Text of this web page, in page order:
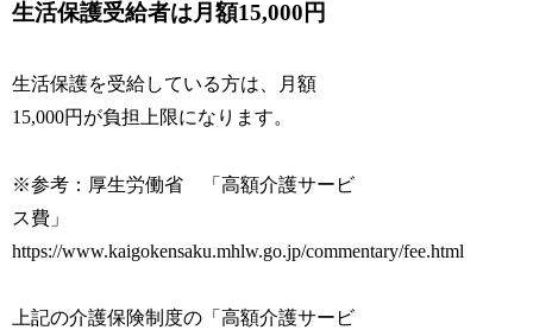
生活保護受給者は月額15,000円
生活保護を受給している方は、月額
15,000円が負担上限になります。
※参考：厚生労働省 「高額介護サービ
ス費」
https://www.kaigokensaku.mhlw.go.jp/commentary/fee.html
上記の介護保険制度の「高額介護サービ